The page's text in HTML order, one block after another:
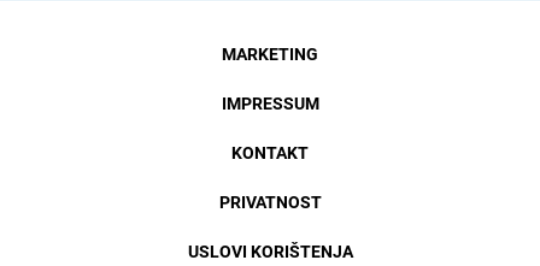
MARKETING
IMPRESSUM
KONTAKT
PRIVATNOST
USLOVI KORIŠTENJA